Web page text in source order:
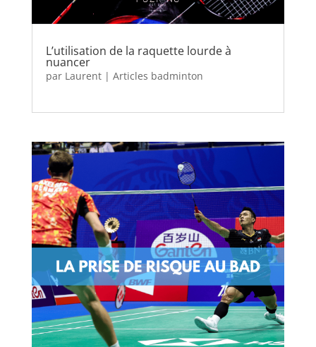
L’utilisation de la raquette lourde à
nuancer
par Laurent| Articles badminton